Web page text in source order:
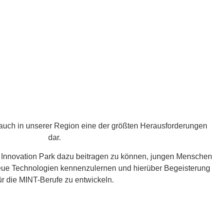
in unserer Region eine der größten Herausforderungen
dar.
Park dazu beitragen zu können, jungen Menschen
Technologien kennenzulernen und hierüber Begeisterung
die MINT-Berufe zu entwickeln.